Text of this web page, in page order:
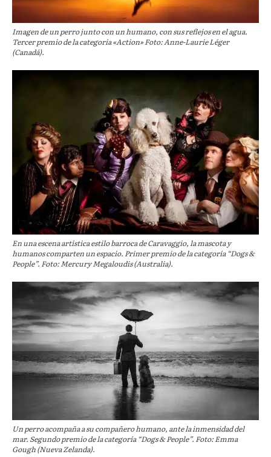
Imagen de un perro junto con un humano, con sus reflejos en el agua.
Tercer premio de la categoría «Action» Foto: Anne-Laurie Léger
(Canadá).
En una escena artística estilo barroca de Caravaggio, la mascota y
humanos comparten un espacio. Primer premio de la categoría “Dogs &
People”. Foto: Mercury Megaloudis (Australia).
Un perro acompaña a su compañero humano, ante la inmensidad del
mar. Segundo premio de la categoría “Dogs & People”. Foto: Emma
Gough (Nueva Zelanda).